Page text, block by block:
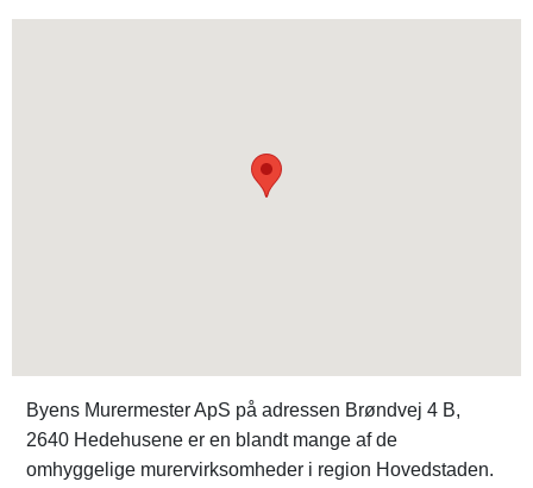
Byens Murermester ApS på adressen Brøndvej 4 B,
2640 Hedehusene er en blandt mange af de
omhyggelige murervirksomheder i region Hovedstaden.